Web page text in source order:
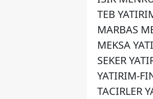
TEB
MARBAS
MEKSA
SEKER
YATIRIM-
TACIRLER